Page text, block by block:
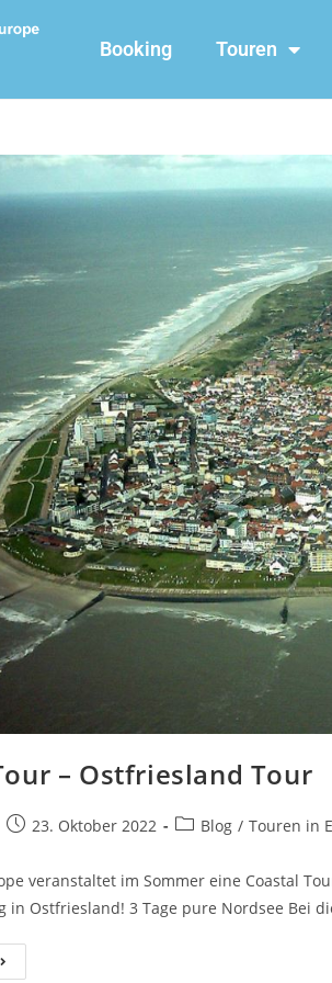
Booking Touren
– Ostfriesland Tour
23. Oktober 2022 Blog / Touren in
veranstaltet im Sommer eine Coastal
in Ostfriesland! 3 Tage pure Nordsee Bei
Tour buchen, Vorschläge?